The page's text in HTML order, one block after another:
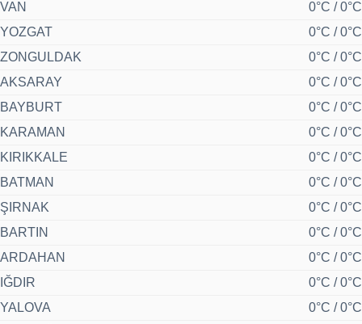
VAN
0°C / 0°C
YOZGAT
0°C / 0°C
ZONGULDAK
0°C / 0°C
AKSARAY
0°C / 0°C
BAYBURT
0°C / 0°C
KARAMAN
0°C / 0°C
KIRIKKALE
0°C / 0°C
BATMAN
0°C / 0°C
ŞIRNAK
0°C / 0°C
BARTIN
0°C / 0°C
ARDAHAN
0°C / 0°C
IĞDIR
0°C / 0°C
YALOVA
0°C / 0°C